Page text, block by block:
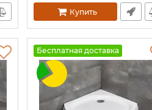
Купить
Бесплатная доставка